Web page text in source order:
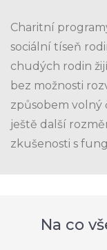
Charitní
sociální tíseň
chudých rodin
bez možnosti
způsobem volný
ještě další
zkušenosti s
Na co